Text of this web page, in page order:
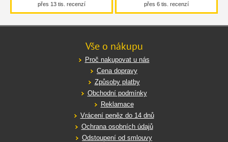
přes 13 tis. recenzí přes 6 tis. recenzí
Vše o nákupu
Proč nakupovat u nás
Cena dopravy
Způsoby platby
Obchodní podmínky
Reklamace
Vrácení peněz do 14 dnů
Ochrana osobních údajů
Odstoupení od smlouvy